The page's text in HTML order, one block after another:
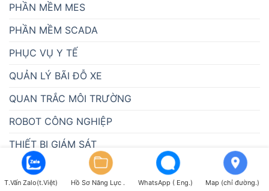
PHẦN MỀM MES
PHẦN MỀM SCADA
PHỤC VỤ Y TẾ
QUẢN LÝ BÃI ĐỖ XE
QUAN TRẮC MÔI TRƯỜNG
ROBOT CÔNG NGHIỆP
THIẾT BỊ GIÁM SÁT
THIẾT BỊ NGÀNH NƯỚC
T.Vấn Zalo(t.Việt) Hồ Sơ Năng Lực . WhatsApp ( Eng.) Map (chỉ đường.)